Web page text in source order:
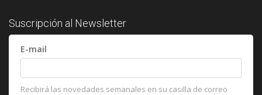
Suscripción al Newsletter
E-mail
Recibirá las novedades semanales en su casilla de correo